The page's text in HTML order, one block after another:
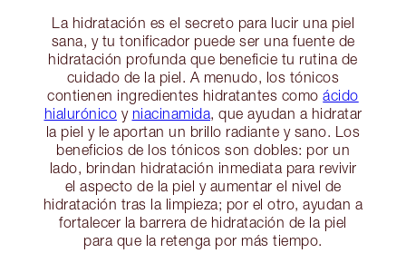
La hidratación es el secreto para lucir una piel
sana, y tu tonificador puede ser una fuente de
hidratación profunda que beneficie tu rutina de
cuidado de la piel. A menudo, los tónicos
contienen ingredientes hidratantes comoácido
hialurónico y niacinamida, que ayudan a hidratar
la piel y le aportan un brillo radiante y sano. Los
beneficios de los tónicos son dobles: por un
lado, brindan hidratación inmediata para revivir
el aspecto de la piel y aumentar el nivel de
hidratación tras la limpieza; por el otro, ayudan a
fortalecer la barrera de hidratación de la piel
para que la retenga por más tiempo.